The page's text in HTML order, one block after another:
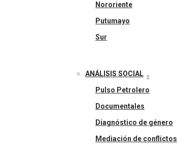
Nororiente
Putumayo
Sur
ANÁLISIS SOCIAL
Pulso Petrolero
Documentales
Diagnóstico de género
Mediación de conflictos